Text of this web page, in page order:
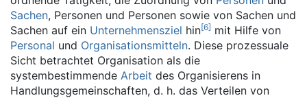
Sachen, Personen und Personen sowie von Sachen und
Sachen auf ein Unternehmensziel hin[6] mit Hilfe von
Personal und Organisationsmitteln. Diese prozessuale
Sicht betrachtet Organisation als die
systembestimmende Arbeit des Organisierens in
Handlungsgemeinschaften, d. h. das Verteilen von